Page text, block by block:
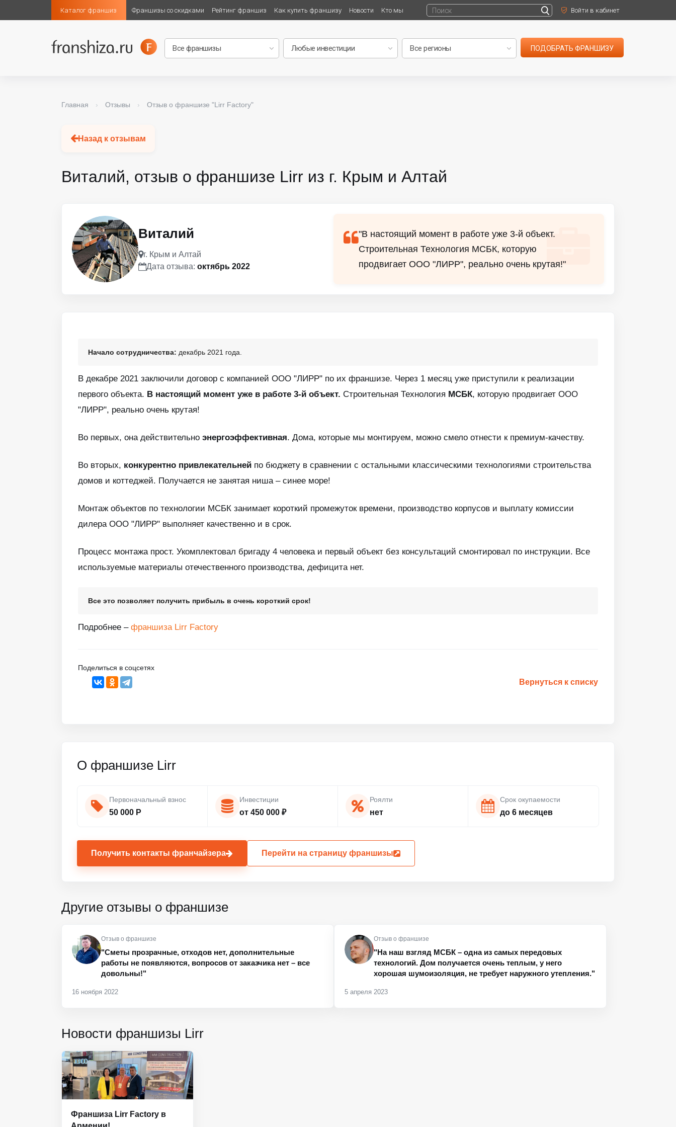
Каталог франшиз Франшизы со скидками Рейтинг франшиз Как купить франшизу Новости Кто мы Войти в кабинет
ПОДОБРАТЬ ФРАНШИЗУ
Главная › Отзывы › Отзыв о франшизе "Lirr Factory"
Назад к отзывам
Виталий, отзыв о франшизе Lirr из г. Крым и Алтай
Виталий
г. Крым и Алтай
Дата отзыва: октябрь 2022
"В настоящий момент в работе уже 3-й объект.
Строительная Технология МСБК, которую
продвигает ООО "ЛИРР", реально очень крутая!"
Начало сотрудничества: декабрь 2021 года.
В декабре 2021 заключили договор с компанией ООО "ЛИРР" по их франшизе. Через 1 месяц уже приступили к реализации
первого объекта. В настоящий момент уже в работе 3-й объект. Строительная Технология МСБК, которую продвигает ООО
"ЛИРР", реально очень крутая!
Во первых, она действительно энергоэффективная. Дома, которые мы монтируем, можно смело отнести к премиум-качеству.
Во вторых, конкурентно привлекательней по бюджету в сравнении с остальными классическими технологиями строительства
домов и коттеджей. Получается не занятая ниша – синее море!
Монтаж объектов по технологии МСБК занимает короткий промежуток времени, производство корпусов и выплату комиссии
дилера ООО "ЛИРР" выполняет качественно и в срок.
Процесс монтажа прост. Укомплектовал бригаду 4 человека и первый объект без консультаций смонтировал по инструкции. Все
используемые материалы отечественного производства, дефицита нет.
Все это позволяет получить прибыль в очень короткий срок!
Подробнее – франшиза Lirr Factory
Поделиться в соцсетях
Вернуться к списку
О франшизе Lirr
Первоначальный взнос
50 000 Р
Инвестиции
от 450 000 ₽
Роялти
нет
Срок окупаемости
до 6 месяцев
Получить контакты франчайзера Перейти на страницу франшизы
Другие отзывы о франшизе
Отзыв о франшизе
"Сметы прозрачные, отходов нет, дополнительные
работы не появляются, вопросов от заказчика нет – все
довольны!"
16 ноября 2022
Отзыв о франшизе
"На наш взгляд МСБК – одна из самых передовых
технологий. Дом получается очень теплым, у него
хорошая шумоизоляция, не требует наружного утепления."
5 апреля 2023
Новости франшизы Lirr
Франшиза Lirr Factory в